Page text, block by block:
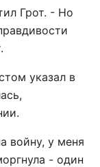
Грот. - Но
указал в
войну, у меня
- один